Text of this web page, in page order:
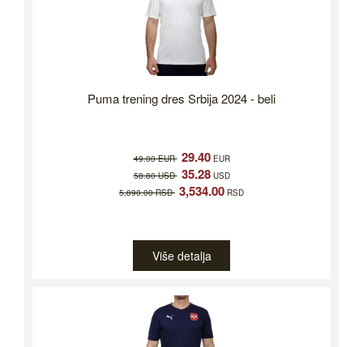
Puma trening dres Srbija 2024 - beli
49.00 EUR 29.40EUR
58.80 USD 35.28USD
5,890.00 RSD 3,534.00 RSD
Više detalja